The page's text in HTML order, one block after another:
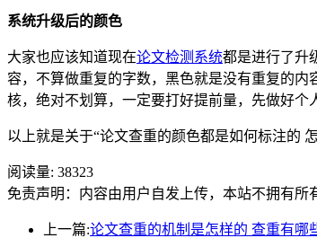
系统升级后的颜色
大家也应该知道现在论文检测系统都是进行了升
容，不算做重复的字数，黑色就是没有重复的
核，绝对不划算，一定要打好提前量，先做好个
以上就是关于“论文查重的颜色都是如何标注的
阅读量: 38323
免责声明：内容由用户自发上传，本站不拥有所
上一篇:论文查重的机制是怎样的 查重有哪